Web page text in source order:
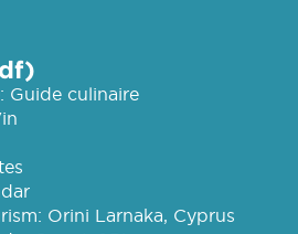
Guide culinaire
Orini Larnaka, Cyprus